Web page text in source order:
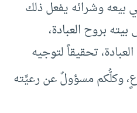
بيعه وشرائه يفعل ذلك
بروح العبادة،
تحقيقاً لتوجيه
وكلُّكم مسؤولٌ عن رعيَّته